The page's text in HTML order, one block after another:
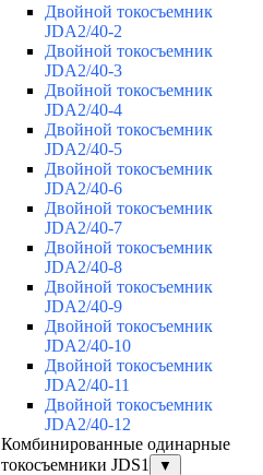
Двойной токосъемник
JDA2/40-2
Двойной токосъемник
JDA2/40-3
Двойной токосъемник
JDA2/40-4
Двойной токосъемник
JDA2/40-5
Двойной токосъемник
JDA2/40-6
Двойной токосъемник
JDA2/40-7
Двойной токосъемник
JDA2/40-8
Двойной токосъемник
JDA2/40-9
Двойной токосъемник
JDA2/40-10
Двойной токосъемник
JDA2/40-11
Двойной токосъемник
JDA2/40-12
Комбинированные одинарные
токосъемники JDS1
▼